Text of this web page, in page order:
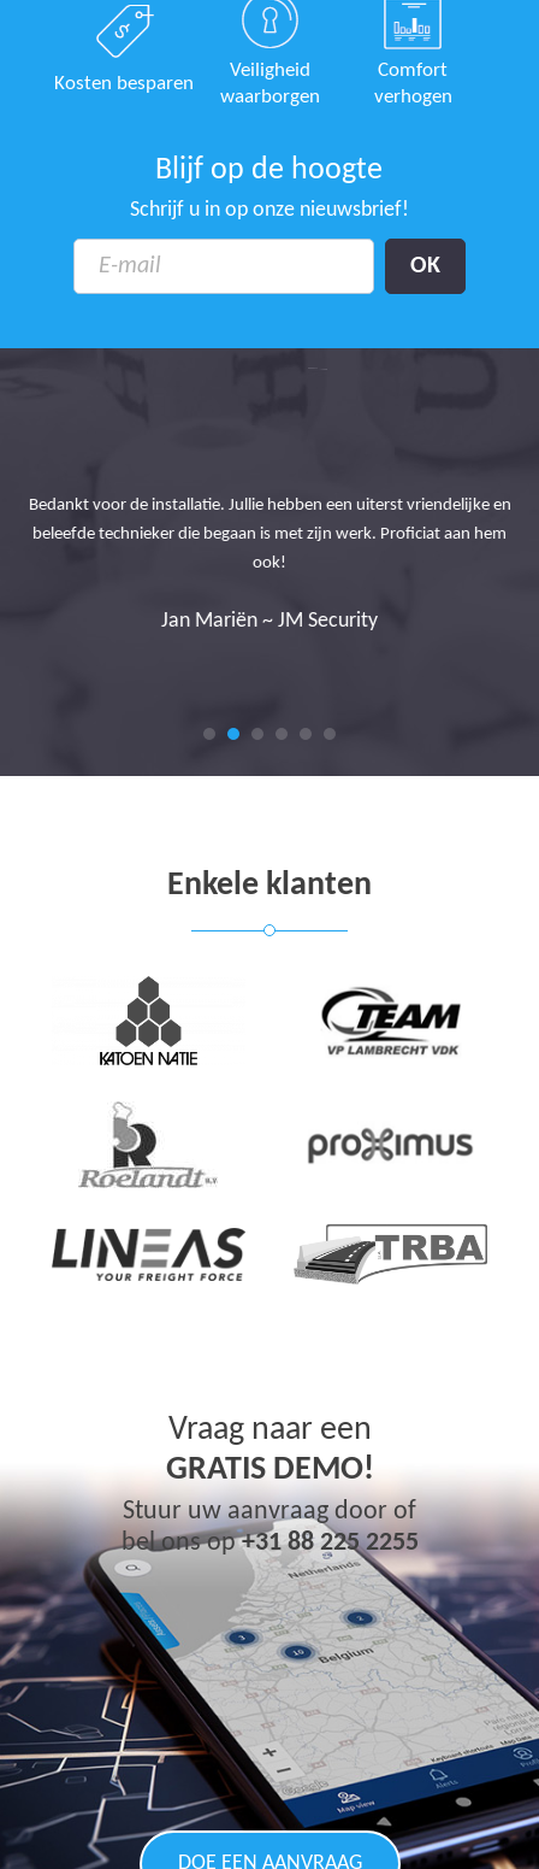
Kosten besparen
Veiligheid
waarborgen
Comfort
verhogen
Blijf op de hoogte
Schrijf u in op onze nieuwsbrief!
Bedankt voor de installatie. Jullie hebben een uiterst vriendelijke en
beleefde technieker die begaan is met zijn werk. Proficiat aan hem
ook!
Jan Mariën ~ JM Security
Enkele klanten
Vraag naar een
GRATIS DEMO!
Stuur uw aanvraag door of
bel ons op+31 88 225 2255
DOE EEN AANVRAAG